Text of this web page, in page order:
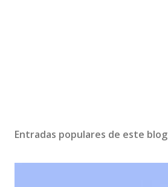
Entradas populares de este blog